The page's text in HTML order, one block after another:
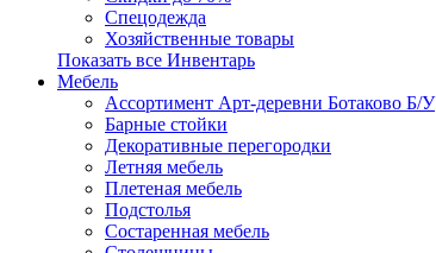
Спецодежда
Хозяйственные товары
Показать все Инвентарь
Мебель
Ассортимент Арт-деревни Ботаково Б/У
Барные стойки
Декоративные перегородки
Летняя мебель
Плетеная мебель
Подстолья
Состаренная мебель